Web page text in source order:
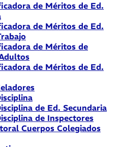
de Méritos de Ed.
de Méritos de Ed.
de Méritos de
de Méritos de Ed.
de Ed. Secundaria
de Inspectores
Cuerpos Colegiados